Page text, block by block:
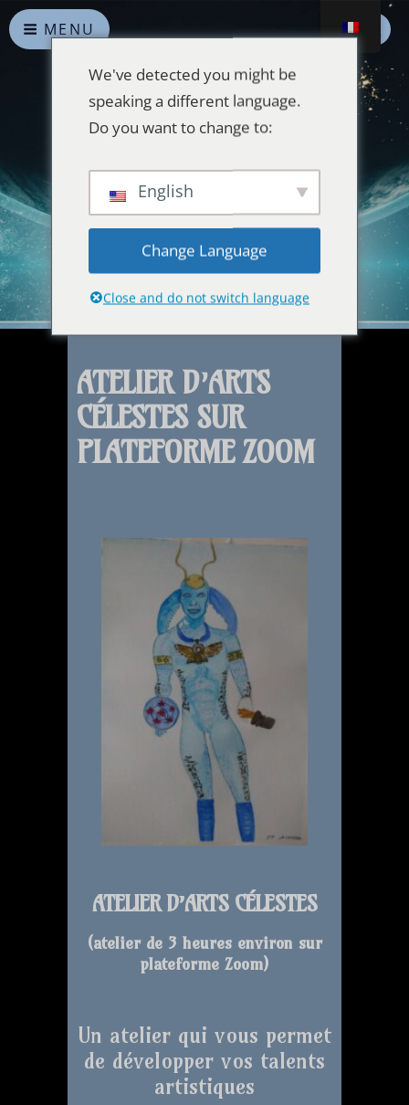
MENU
Alliances Célestes
Que la paix prévale sur la Terre et dans l'Univers
ATELIER D’ARTS
CÉLESTES SUR
PLATEFORME ZOOM
ATELIER D’ARTS CÉLESTES
(atelier de 3 heures environ sur
plateforme Zoom)
Un atelier qui vous permet
de développer vos talents
artistiques
We've detected you might be
speaking a different language.
Do you want to change to:
English
Change Language
Close and do not switch language